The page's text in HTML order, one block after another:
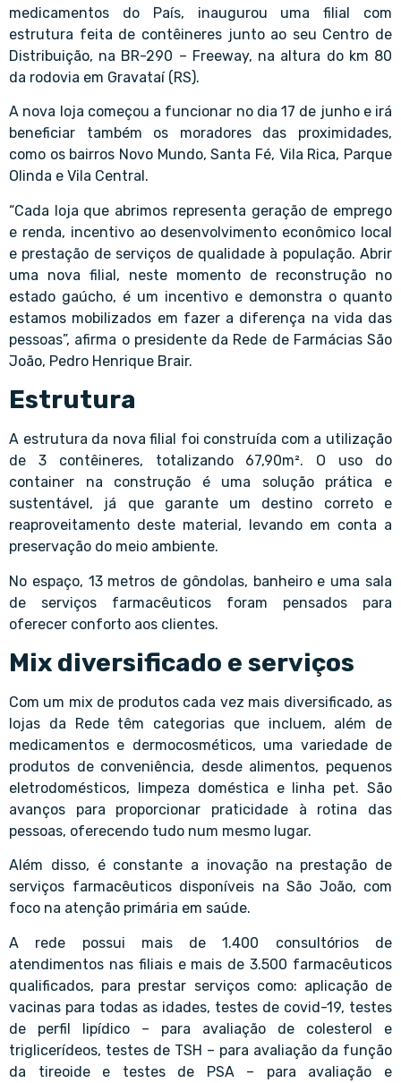
medicamentos do País, inaugurou uma filial com
estrutura feita de contêineres junto ao seu Centro de
Distribuição, na BR-290 – Freeway, na altura do km 80
da rodovia em Gravataí (RS).
A nova loja começou a funcionar no dia 17 de junho e irá
beneficiar também os moradores das proximidades,
como os bairros Novo Mundo, Santa Fé, Vila Rica, Parque
Olinda e Vila Central.
“Cada loja que abrimos representa geração de emprego
e renda, incentivo ao desenvolvimento econômico local
e prestação de serviços de qualidade à população. Abrir
uma nova filial, neste momento de reconstrução no
estado gaúcho, é um incentivo e demonstra o quanto
estamos mobilizados em fazer a diferença na vida das
pessoas”, afirma o presidente da Rede de Farmácias São
João, Pedro Henrique Brair.
Estrutura
A estrutura da nova filial foi construída com a utilização
de 3 contêineres, totalizando 67,90m². O uso do
container na construção é uma solução prática e
sustentável, já que garante um destino correto e
reaproveitamento deste material, levando em conta a
preservação do meio ambiente.
No espaço, 13 metros de gôndolas, banheiro e uma sala
de serviços farmacêuticos foram pensados para
oferecer conforto aos clientes.
Mix diversificado e serviços
Com um mix de produtos cada vez mais diversificado, as
lojas da Rede têm categorias que incluem, além de
medicamentos e dermocosméticos, uma variedade de
produtos de conveniência, desde alimentos, pequenos
eletrodomésticos, limpeza doméstica e linha pet. São
avanços para proporcionar praticidade à rotina das
pessoas, oferecendo tudo num mesmo lugar.
Além disso, é constante a inovação na prestação de
serviços farmacêuticos disponíveis na São João, com
foco na atenção primária em saúde.
A rede possui mais de 1.400 consultórios de
atendimentos nas filiais e mais de 3.500 farmacêuticos
qualificados, para prestar serviços como: aplicação de
vacinas para todas as idades, testes de covid-19, testes
de perfil lipídico – para avaliação de colesterol e
triglicerídeos, testes de TSH – para avaliação da função
da tireoide e testes de PSA – para avaliação e